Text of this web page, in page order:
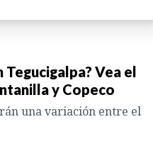
Vea el
y Copeco
una variación entre el